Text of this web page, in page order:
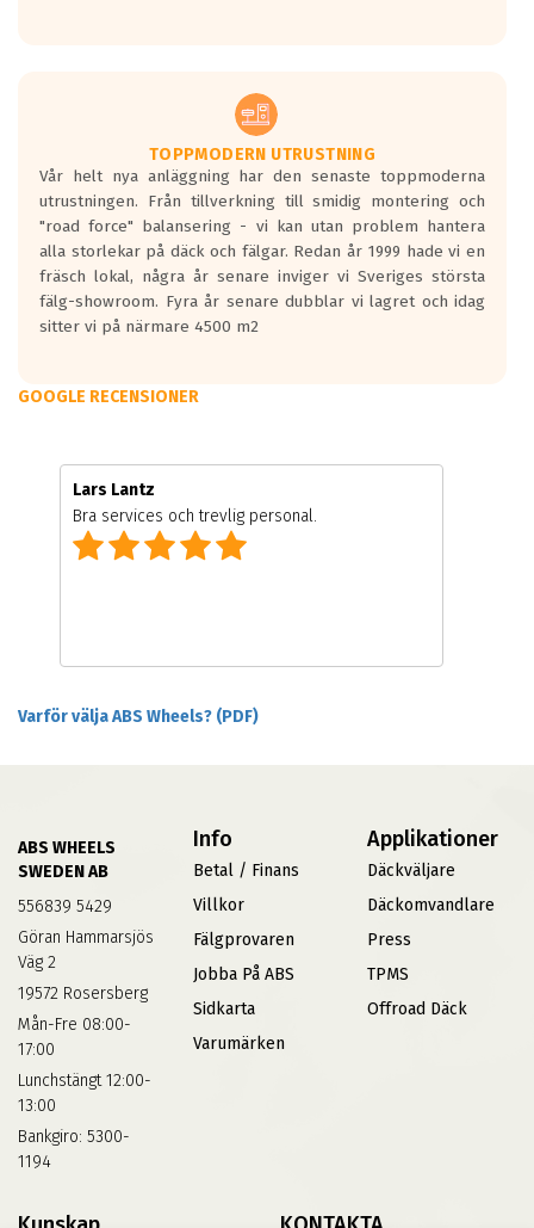
TOPPMODERN UTRUSTNING
Vår helt nya anläggning har den senaste toppmoderna
utrustningen. Från tillverkning till smidig montering och
"road force" balansering - vi kan utan problem hantera
alla storlekar på däck och fälgar. Redan år 1999 hade vi en
fräsch lokal, några år senare inviger vi Sveriges största
fälg-showroom. Fyra år senare dubblar vi lagret och idag
sitter vi på närmare 4500 m2
GOOGLE RECENSIONER
Lars Lantz
Bra services och trevlig personal.
Varför välja ABS Wheels? (PDF)
ABS WHEELS
SWEDEN AB
556839 5429
Göran Hammarsjös
Väg 2
19572 Rosersberg
Mån-Fre 08:00-
17:00
Lunchstängt 12:00-
13:00
Bankgiro: 5300-
1194
Info
Betal / Finans
Villkor
Fälgprovaren
Jobba På ABS
Sidkarta
Varumärken
Applikationer
Däckväljare
Däckomvandlare
Press
TPMS
Offroad Däck